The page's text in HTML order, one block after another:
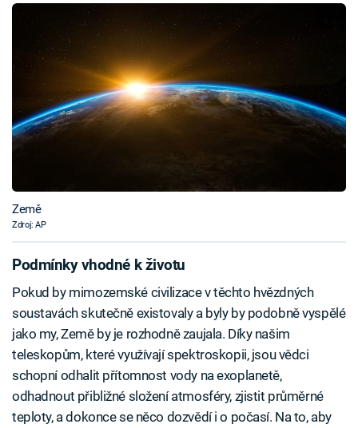
Země
Zdroj: AP
Podmínky vhodné k životu
Pokud by mimozemské civilizace v těchto hvězdných
soustavách skutečně existovaly a byly by podobně vyspělé
jako my, Země by je rozhodně zaujala. Díky našim
teleskopům, které využívají spektroskopii, jsou vědci
schopní odhalit přítomnost vody na exoplanetě,
odhadnout přibližné složení atmosféry, zjistit průměrné
teploty, a dokonce se něco dozvědí i o počasí. Na to, aby